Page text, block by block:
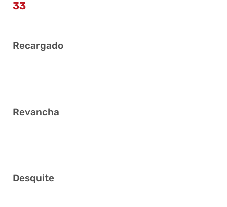
33
Recargado
Revancha
Desquite